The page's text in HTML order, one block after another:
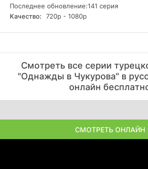
секреты. Каждое решение Юсуфа
испытаниям, раскрывающим тайны, о
борьбы за власть и личной драмы, где
Последнее обновление:141 серия
Качество:
720р - 1080р
Cмoтpeть вce cepии
"Однажды в Чукурова" в
oнлaйн
СМОТРЕТЬ ОНЛАЙН